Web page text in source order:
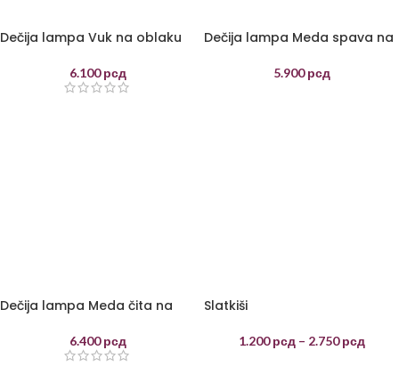
Dečija lampa Vuk na oblaku
6.100рсд
Dečija lampa Meda spava na
5.900рсд
Dečija lampa Meda čita na
6.400рсд
Slatkiši
1.200рсд – 2.750рсд